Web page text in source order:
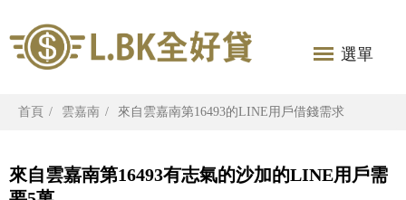
選單
首頁 雲嘉南 來自雲嘉南第16493的LINE用戶借錢需求
來自雲嘉南第16493有志氣的沙加的LINE用戶需